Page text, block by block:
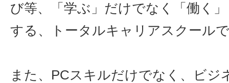
び等、「学ぶ」だけでなく「働く
する、トータルキャリアスクール
また、PCスキルだけでなく、ビジ